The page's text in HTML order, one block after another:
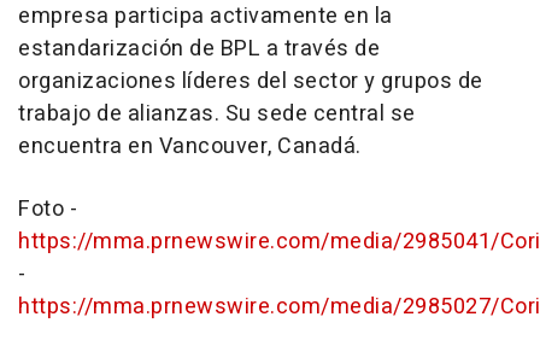
empresa participa activamente en la
estandarización de BPL a través de
organizaciones líderes del sector y grupos de
trabajo de alianzas. Su sede central se
encuentra en Vancouver, Canadá.
Foto -
https://mma.prnewswire.com/media/2985041/
-
https://mma.prnewswire.com/media/2985027/